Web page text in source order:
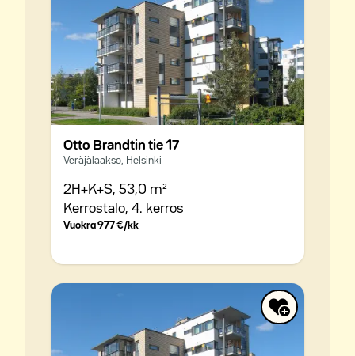
Otto Brandtin tie 17
Veräjälaakso, Helsinki
2H+K+S, 53,0 m²
Kerrostalo, 4. kerros
Vuokra977 €/kk